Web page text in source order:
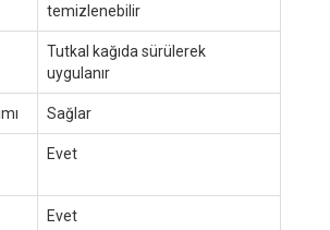
temizlenebilir
Tutkal kağıda sürülerek
uygulanır
Sağlar
Evet
Evet